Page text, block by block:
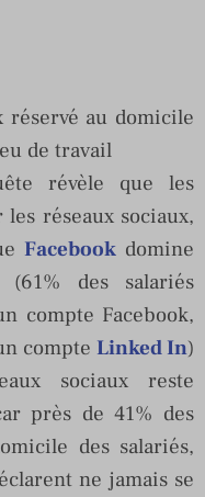
réservé au domicile
de travail
révèle que les
réseaux sociaux,
Facebook domine
(61% des salariés
compte Facebook,
compte Linked In)
sociaux reste
près de 41% des
des salariés,
ne jamais se